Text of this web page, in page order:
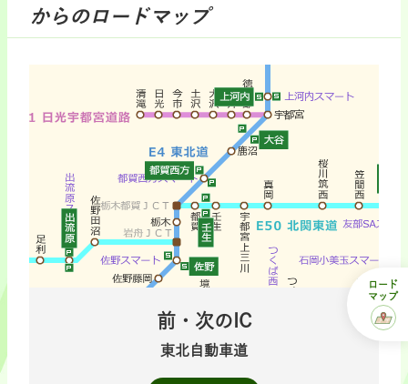
からのロードマップ
前・次のIC
東北自動車道
ロード
マップ